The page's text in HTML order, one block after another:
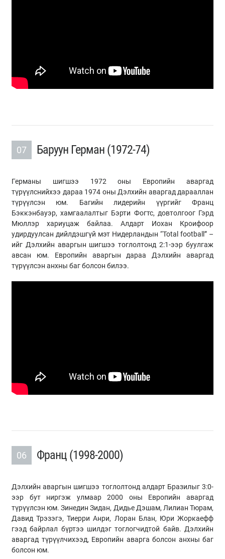
07 Баруун Герман (1972-74)
Германы шигшээ 1972 оны Европийн аваргад
түрүүлснийхээ дараа 1974 оны Дэлхийн аваргад дарааллан
түрүүлсэн юм. Багийн лидерийн үүргийг Франц
Бэккэнбауэр, хамгаалалтыг Бэрти Фогтс, довтолгоог Гэрд
Мюллэр хариуцаж байлаа. Алдарт Иохан Кроифоор
удирдуулсан дийлдэшгүй мэт Нидерландын “Total football” –
ийг Дэлхийн аваргын шигшээ тоглолтонд 2:1-ээр буулгаж
авсан юм. Европийн аваргын дараа Дэлхийн аваргад
түрүүлсэн анхны баг болсон билээ.
06 Франц (1998-2000)
Дэлхийн аваргын шигшээ тоглолтонд алдарт Бразилыг 3:0-
ээр бут ниргэж улмаар 2000 оны Европийн аваргад
түрүүлсэн юм. Зинедин Зидан, Дидье Дэшам, Лилиан Тюрам,
Давид Трэзэгэ, Тиерри Анри, Лоран Блан, Юри Жоркаефф
гээд байрлал бүртээ шилдэг тоглогчидтой байв. Дэлхийн
аваргад түрүүлчихээд, Европийн аварга болсон анхны баг
болсон юм.